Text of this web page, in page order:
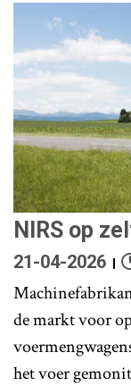
NIRS op
21-04-2026
de markt voor
het voer